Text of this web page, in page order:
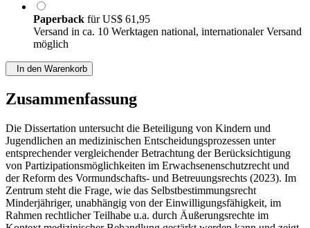
Paperback fürUS$ 61,95
Versand in ca. 10 Werktagen national, internationaler Versand
möglich
In den Warenkorb
Zusammenfassung
Die Dissertation untersucht die Beteiligung von Kindern und
Jugendlichen an medizinischen Entscheidungsprozessen unter
entsprechender vergleichender Betrachtung der Berücksichtigung
von Partizipationsmöglichkeiten im Erwachsenenschutzrecht und
der Reform des Vormundschafts- und Betreuungsrechts (2023). Im
Zentrum steht die Frage, wie das Selbstbestimmungsrecht
Minderjähriger, unabhängig von der Einwilligungsfähigkeit, im
Rahmen rechtlicher Teilhabe u.a. durch Äußerungsrechte im